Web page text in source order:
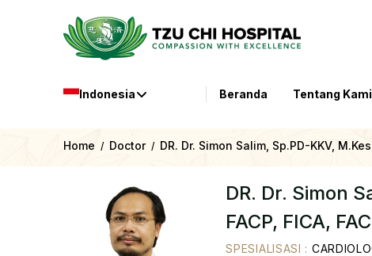
Indonesia Beranda Tentang Kami
Home / Doctor / DR. Dr. Simon Salim, Sp.PD-KKV,
DR. Dr. Simon
FACP, FICA,
SPESIALISASI :